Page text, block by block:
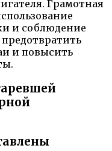
Грамотная
и соблюдение
и повысить